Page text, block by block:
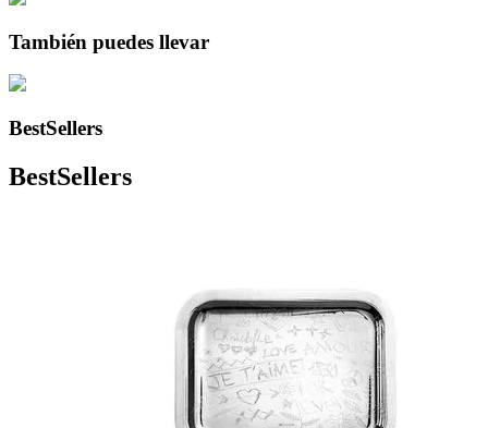
También puedes llevar
BestSellers
BestSellers